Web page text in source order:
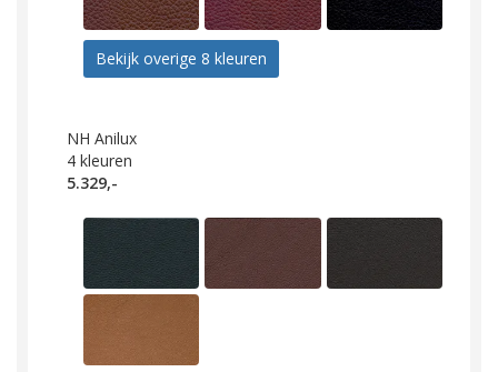
Bekijk overige 8 kleuren
NH Anilux
4 kleuren
5.329,-